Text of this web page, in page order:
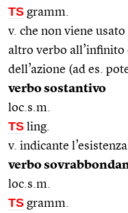
TS gramm.
v. che non viene
altro verbo
dell’azione (ad es.
verbo sostantivo
loc.s.m.
TS ling.
v. indicante l’esistenza
verbo
loc.s.m.
TS gramm.